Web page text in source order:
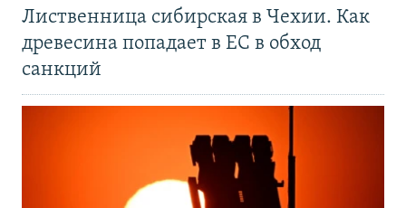
Лиственница сибирская в Чехии. Как
древесина попадает в ЕС в обход
санкций